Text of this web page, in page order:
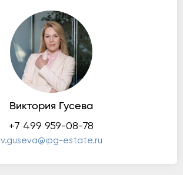
Виктория Гусева
+7 499 959-08-78
v.guseva@ipg-estate.ru